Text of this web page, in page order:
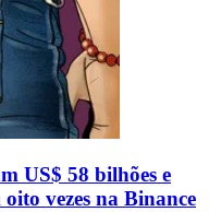
US$ 58 bilhões e
vezes na Binance